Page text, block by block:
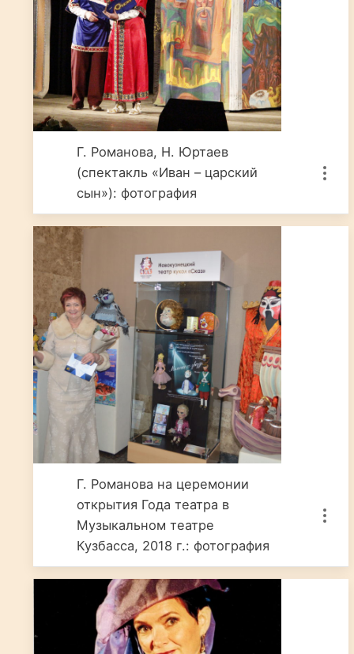
Г. Романова, Н. Юртаев
(спектакль «Иван – царский
сын»): фотография
Г. Романова на церемонии
открытия Года театра в
Музыкальном театре
Кузбасса, 2018 г.: фотография